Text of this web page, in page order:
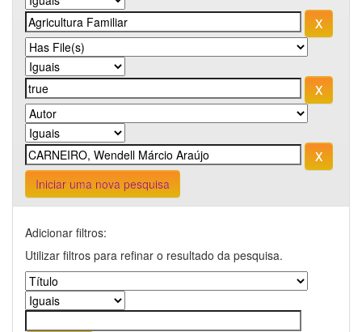
Iniciar uma nova pesquisa
Adicionar filtros:
Utilizar filtros para refinar o resultado da pesquisa.